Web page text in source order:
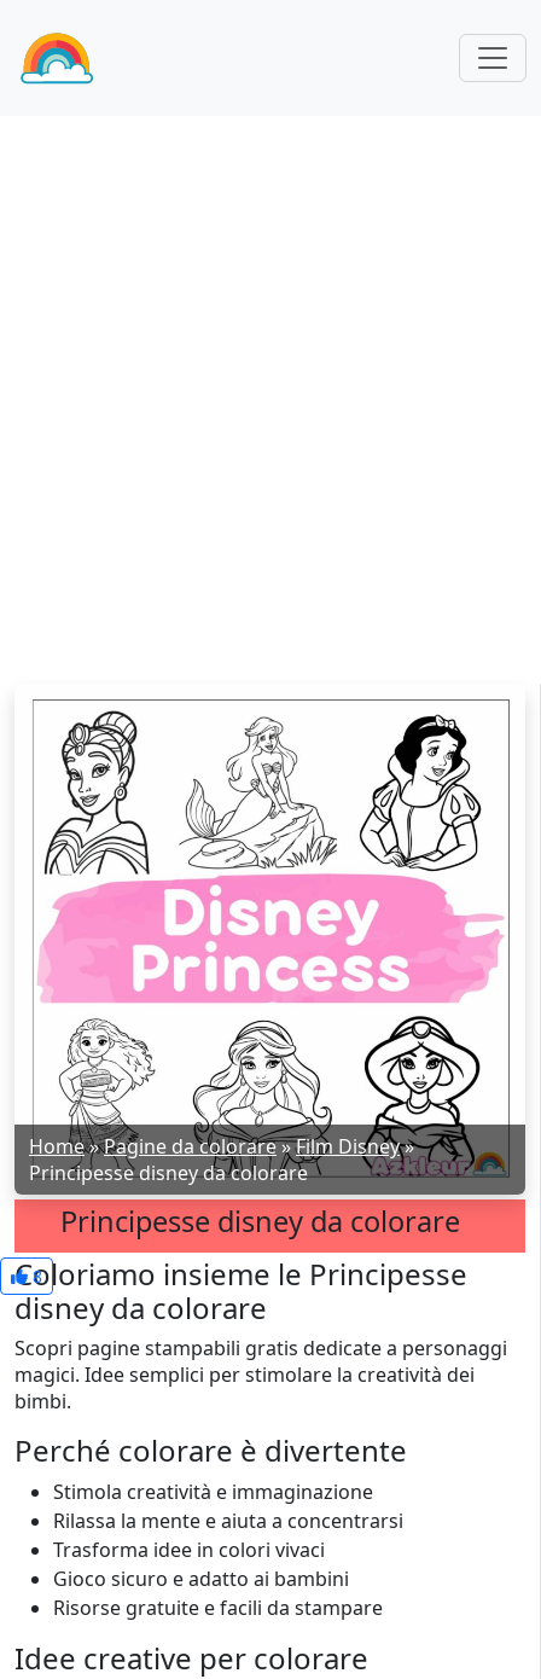
Home»Pagine da colorare»Film Disney»
Principesse disney da colorare
Principesse disney da colorare
8
Coloriamo insieme le Principesse
disney da colorare
Scopri pagine stampabili gratis dedicate a personaggi
magici. Idee semplici per stimolare la creatività dei
bimbi.
Perché colorare è divertente
Stimola creatività e immaginazione
Rilassa la mente e aiuta a concentrarsi
Trasforma idee in colori vivaci
Gioco sicuro e adatto ai bambini
Risorse gratuite e facili da stampare
Idee creative per colorare